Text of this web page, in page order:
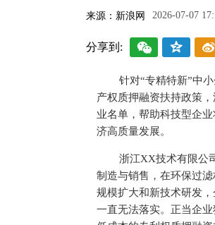
来源：新浪网 2026-07-07
分享到:
针对“专精特新”中
产权质押融资扶持政策
业名单，帮助科技型企
济高质量发展。
浙江XX技术有限公
制造与销售，在环保过
规模扩大和新技术研发
一直无法落实。正当企